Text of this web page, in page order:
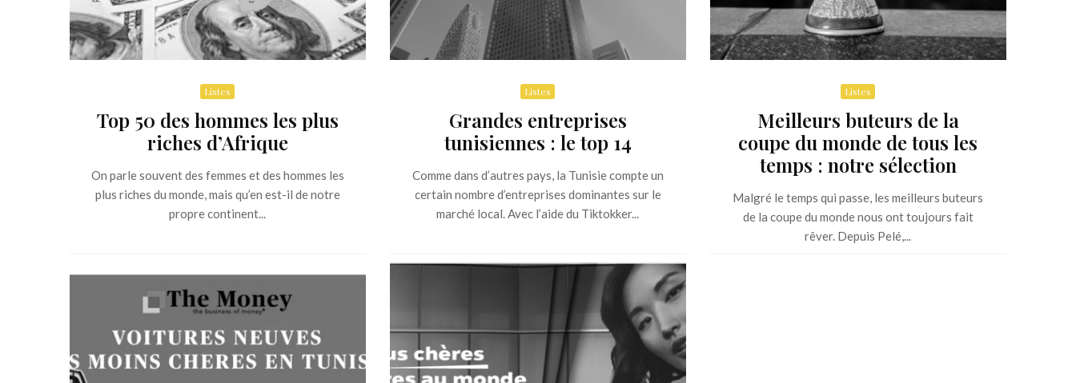
Listes
Top 50 des hommes les plus
riches d’Afrique
On parle souvent des femmes et des hommes les
plus riches du monde, mais qu’en est-il de notre
propre continent...
Listes
Grandes entreprises
tunisiennes : le top 14
Comme dans d’autres pays, la Tunisie compte un
certain nombre d’entreprises dominantes sur le
marché local. Avec l’aide du Tiktokker...
Listes
Meilleurs buteurs de la
coupe du monde de tous les
temps : notre sélection
Malgré le temps qui passe, les meilleurs buteurs
de la coupe du monde nous ont toujours fait
rêver. Depuis Pelé,...